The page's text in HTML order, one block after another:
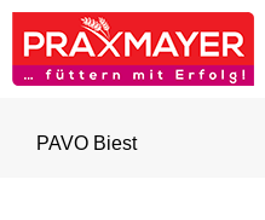
PAVO Biest